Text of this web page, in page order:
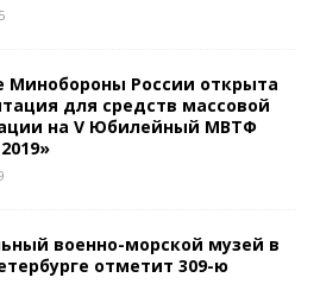
Минобороны России открыта
для средств массовой
на V Юбилейный МВТФ
военно-морской музей в
отметит 309-ю